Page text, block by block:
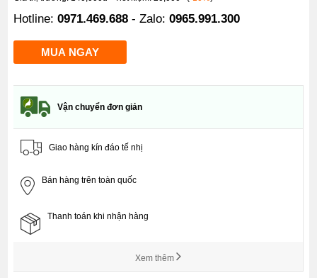
Hotline:0971.469.688 - Zalo:0965.991.300
Vận chuyển đơn giản
Giao hàng kín đáo tế nhị
Bán hàng trên toàn quốc
Thanh toán khi nhận hàng
Xem thêm